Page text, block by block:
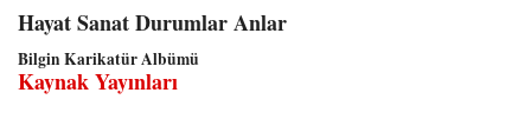
Hayat Sanat Durumlar Anlar
Bilgin Karikatür Albümü
Kaynak Yayınları